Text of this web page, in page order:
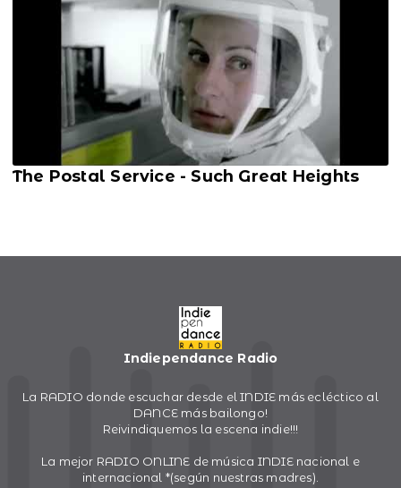
The Postal Service - Such Great Heights
Indiependance Radio
La RADIO donde escuchar desde el INDIE más ecléctico al
DANCE más bailongo!
Reivindiquemos la escena indie!!!
La mejor RADIO ONLINE de música INDIE nacional e
internacional *(según nuestras madres).